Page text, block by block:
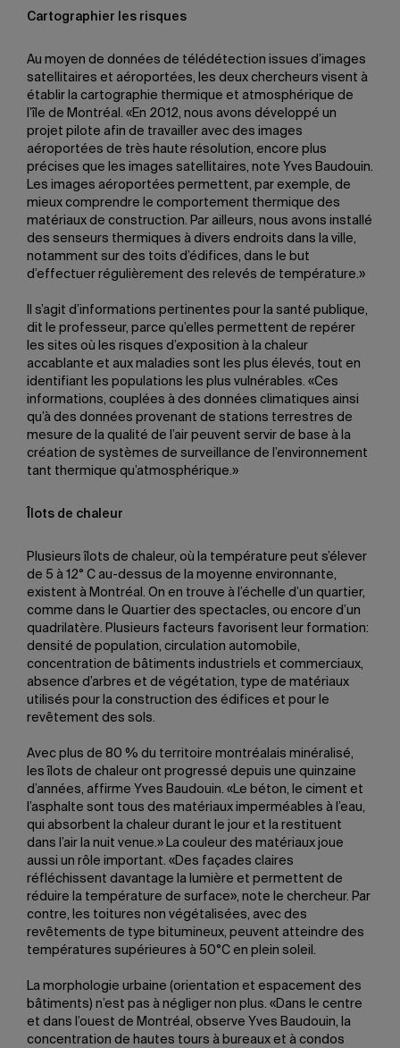
Cartographier les risques
Au moyen de données de télédétection issues d’images
satellitaires et aéroportées, les deux chercheurs visent à
établir la cartographie thermique et atmosphérique de
l’île de Montréal. «En 2012, nous avons développé un
projet pilote afin de travailler avec des images
aéroportées de très haute résolution, encore plus
précises que les images satellitaires, note Yves Baudouin.
Les images aéroportées permettent, par exemple, de
mieux comprendre le comportement thermique des
matériaux de construction. Par ailleurs, nous avons installé
des senseurs thermiques à divers endroits dans la ville,
notamment sur des toits d’édifices, dans le but
d’effectuer régulièrement des relevés de température.»
Il s’agit d’informations pertinentes pour la santé publique,
dit le professeur, parce qu’elles permettent de repérer
les sites où les risques d’exposition à la chaleur
accablante et aux maladies sont les plus élevés, tout en
identifiant les populations les plus vulnérables. «Ces
informations, couplées à des données climatiques ainsi
qu’à des données provenant de stations terrestres de
mesure de la qualité de l’air peuvent servir de base à la
création de systèmes de surveillance de l’environnement
tant thermique qu’atmosphérique.»
Îlots de chaleur
Plusieurs îlots de chaleur, où la température peut s’élever
de 5 à 12° C au-dessus de la moyenne environnante,
existent à Montréal. On en trouve à l’échelle d’un quartier,
comme dans le Quartier des spectacles, ou encore d’un
quadrilatère. Plusieurs facteurs favorisent leur formation:
densité de population, circulation automobile,
concentration de bâtiments industriels et commerciaux,
absence d’arbres et de végétation, type de matériaux
utilisés pour la construction des édifices et pour le
revêtement des sols.
Avec plus de 80 % du territoire montréalais minéralisé,
les îlots de chaleur ont progressé depuis une quinzaine
d’années, affirme Yves Baudouin. «Le béton, le ciment et
l’asphalte sont tous des matériaux imperméables à l’eau,
qui absorbent la chaleur durant le jour et la restituent
dans l’air la nuit venue.» La couleur des matériaux joue
aussi un rôle important. «Des façades claires
réfléchissent davantage la lumière et permettent de
réduire la température de surface», note le chercheur. Par
contre, les toitures non végétalisées, avec des
revêtements de type bitumineux, peuvent atteindre des
températures supérieures à 50°C en plein soleil.
La morphologie urbaine (orientation et espacement des
bâtiments) n’est pas à négliger non plus. «Dans le centre
et dans l’ouest de Montréal, observe Yves Baudouin, la
concentration de hautes tours à bureaux et à condos